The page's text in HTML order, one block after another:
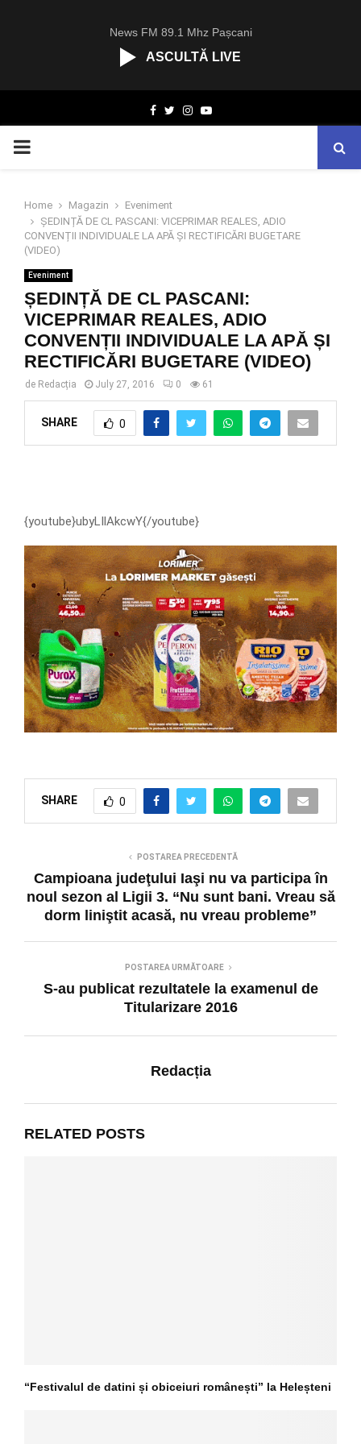
News FM 89.1 Mhz Pașcani
ASCULTĂ LIVE
Facebook
TwitterInstagram
Youtube
PRIMARY
Home Magazin
Eveniment
ȘEDINȚĂ DE CL PASCANI: VICEPRIMAR REALES, ADIO
CONVENȚII INDIVIDUALE LA APĂ ȘI RECTIFICĂRI BUGETARE
(VIDEO)
Eveniment
ȘEDINȚĂ DE CL PASCANI:
VICEPRIMAR REALES, ADIO
CONVENȚII INDIVIDUALE LA APĂ ȘI
RECTIFICĂRI BUGETARE (VIDEO)
de Redacția July 27, 2016 0 61
SHARE 0
{youtube}ubyLIlAkcwY{/youtube}
SHARE 0
POSTAREA PRECEDENTĂ
Campioana judeţului Iaşi nu va participa în
noul sezon al Ligii 3. “Nu sunt bani. Vreau să
dorm liniştit acasă, nu vreau probleme”
POSTAREA URMĂTOARE
S-au publicat rezultatele la examenul de
Titularizare 2016
Redacția
RELATED POSTS
“Festivalul de datini și obiceiuri românești” la Heleșteni